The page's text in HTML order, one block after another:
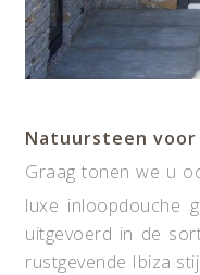
Natuursteen
Graag tonen we u
luxe inloopdouche
uitgevoerd in de
rustgevende Ibiza